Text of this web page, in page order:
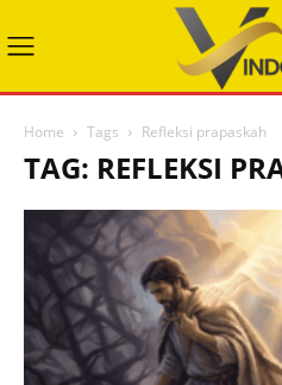
Home Tags Refleksi prapaskah
TAG: REFLEKSI